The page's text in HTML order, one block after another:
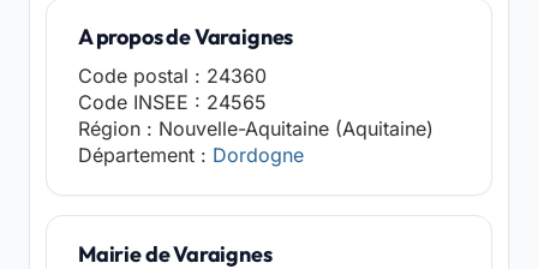
A propos de Varaignes
Code postal : 24360
Code INSEE : 24565
Région : Nouvelle-Aquitaine (Aquitaine)
Département : Dordogne
Mairie de Varaignes